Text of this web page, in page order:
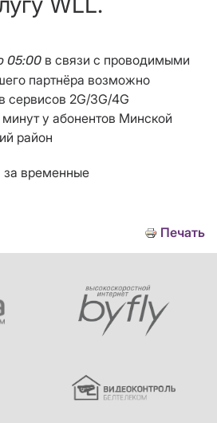
05:00 в связи с проводимыми
партнёра возможно
сервисов 2G/3G/4G
у абонентов Минской
район
за временные
Печать